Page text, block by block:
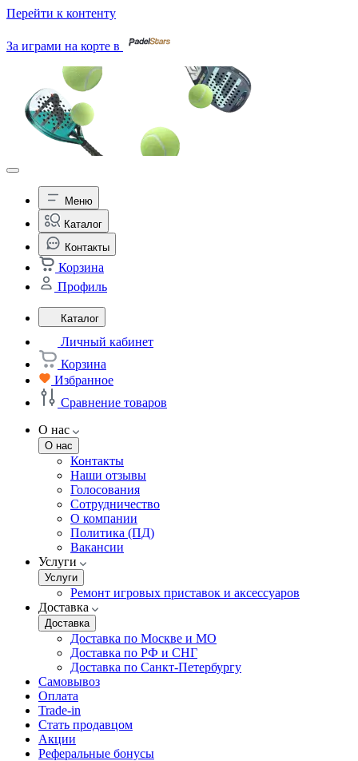
Перейти к контенту
За играми на корте в
Меню
Каталог
Контакты
Корзина
Профиль
Каталог
Личный кабинет
Корзина
Избранное
Сравнение товаров
О нас
О нас
Контакты
Наши отзывы
Голосования
Сотрудничество
О компании
Политика (ПД)
Вакансии
Услуги
Услуги
Ремонт игровых приставок и аксессуаров
Доставка
Доставка
Доставка по Москве и МО
Доставка по РФ и СНГ
Доставка по Санкт-Петербургу
Самовывоз
Оплата
Trade-in
Стать продавцом
Акции
Реферальные бонусы